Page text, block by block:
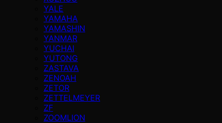
YALE
YAMAHA
YAMASHIN
YANMAR
YUCHAI
YUTONG
ZASTAVA
ZENOAH
ZETOR
ZETTELMEYER
ZF
ZOOMLION